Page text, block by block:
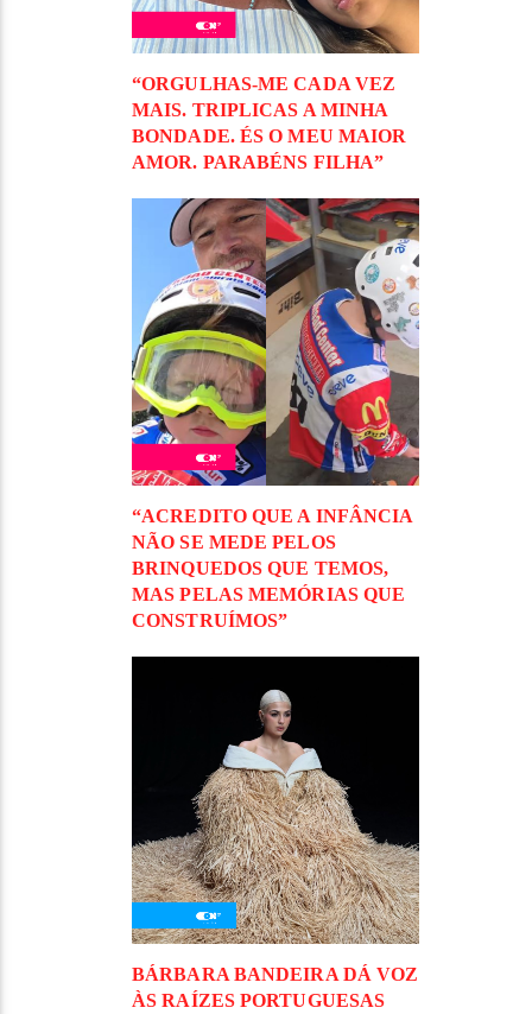
“ORGULHAS-ME CADA VEZ
MAIS. TRIPLICAS A MINHA
BONDADE. ÉS O MEU MAIOR
AMOR. PARABÉNS FILHA”
“ACREDITO QUE A INFÂNCIA
NÃO SE MEDE PELOS
BRINQUEDOS QUE TEMOS,
MAS PELAS MEMÓRIAS QUE
CONSTRUÍMOS”
BÁRBARA BANDEIRA DÁ VOZ
ÀS RAÍZES PORTUGUESAS